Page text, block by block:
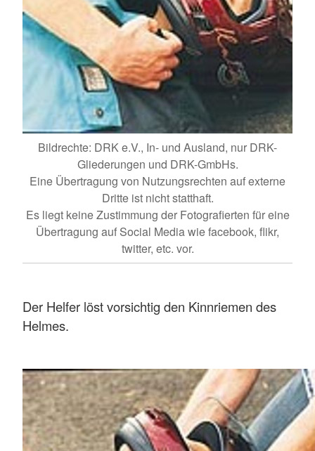
Bildrechte: DRK e.V., In- und Ausland, nur DRK-
Gliederungen und DRK-GmbHs.
Eine Übertragung von Nutzungsrechten auf externe
Dritte ist nicht statthaft.
Es liegt keine Zustimmung der Fotografierten für eine
Übertragung auf Social Media wie facebook, flikr,
twitter, etc. vor.
Der Helfer löst vorsichtig den Kinnriemen des
Helmes.